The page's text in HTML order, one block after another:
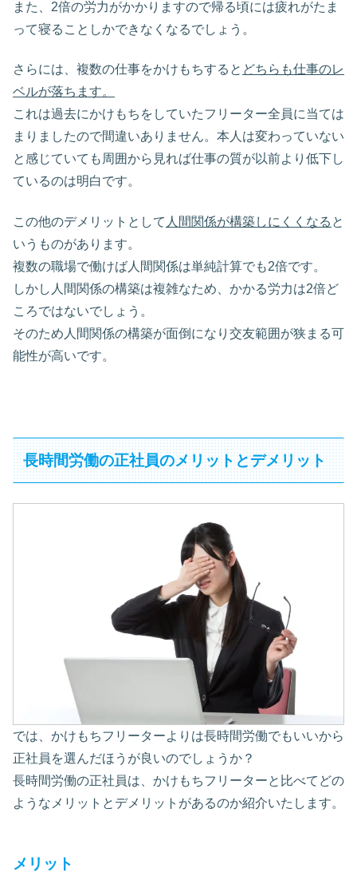
また、2倍の労力がかかりますので帰る頃には疲れがたま
って寝ることしかできなくなるでしょう。
さらには、複数の仕事をかけもちすると どちらも仕事のレ
ベルが落ちます。
これは過去にかけもちをしていたフリーター全員に当ては
まりましたので間違いありません。本人は変わっていない
と感じていても周囲から見れば仕事の質が以前より低下し
ているのは明白です。
この他のデメリットとして 人間関係が構築しにくくなる と
いうものがあります。
複数の職場で働けば人間関係は単純計算でも2倍です。
しかし人間関係の構築は複雑なため、かかる労力は2倍ど
ころではないでしょう。
そのため人間関係の構築が面倒になり交友範囲が狭まる可
能性が高いです。
長時間労働の正社員のメリットとデメリット
では、かけもちフリーターよりは長時間労働でもいいから
正社員を選んだほうが良いのでしょうか？
長時間労働の正社員は、かけもちフリーターと比べてどの
ようなメリットとデメリットがあるのか紹介いたします。
メリット